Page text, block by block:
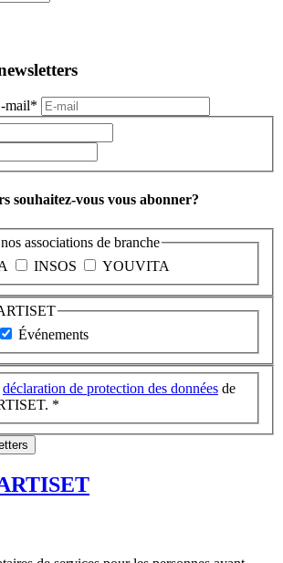
mail*
souhaitez-vous vous abonner?
associations de branche
INSOS YOUVITA
Événements
déclaration de protection des données de
*